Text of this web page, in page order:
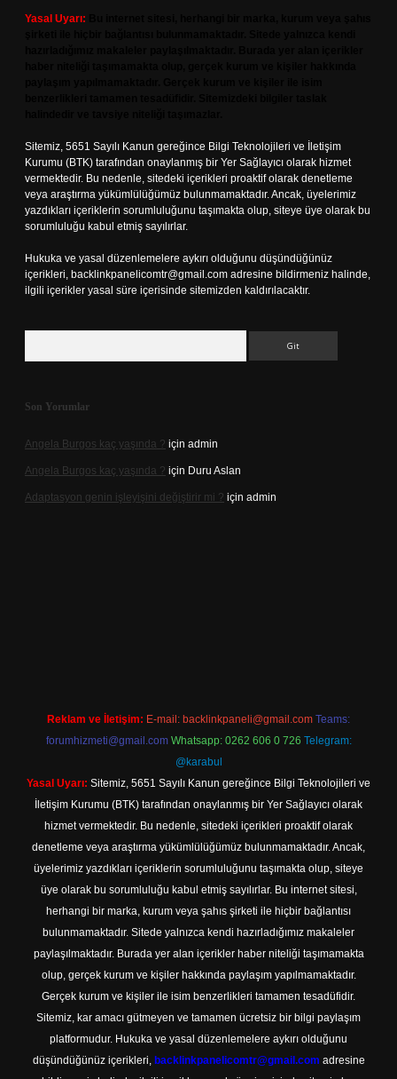
Yasal Uyarı:
Sitemiz, 5651 Sayılı Kanun gereğince Bilgi Teknolojileri ve İletişim
Kurumu (BTK) tarafından onaylanmış bir Yer Sağlayıcı olarak hizmet
vermektedir. Bu nedenle, sitedeki içerikleri proaktif olarak denetleme
veya araştırma yükümlülüğümüz bulunmamaktadır. Ancak, üyelerimiz
yazdıkları içeriklerin sorumluluğunu taşımakta olup, siteye üye olarak bu
sorumluluğu kabul etmiş sayılırlar.
Hukuka ve yasal düzenlemelere aykırı olduğunu düşündüğünüz
içerikleri, backlinkpanelicomtr@gmail.com adresine bildirmeniz halinde,
ilgili içerikler yasal süre içerisinde sitemizden kaldırılacaktır.
Son Yorumlar
Angela Burgos kaç yaşında ? için admin
Angela Burgos kaç yaşında ? için Duru Aslan
Adaptasyon genin işleyişini değiştirir mi ? için admin
Reklam ve İletişim: E-mail: backlinkpaneli@gmail.com Teams:
forumhizmeti@gmail.com Whatsapp: 0262 606 0 726 Telegram:
@karabul
Yasal Uyarı: Sitemiz, 5651 Sayılı Kanun gereğince Bilgi Teknolojileri ve
İletişim Kurumu (BTK) tarafından onaylanmış bir Yer Sağlayıcı olarak
hizmet vermektedir. Bu nedenle, sitedeki içerikleri proaktif olarak
denetleme veya araştırma yükümlülüğümüz bulunmamaktadır. Ancak,
üyelerimiz yazdıkları içeriklerin sorumluluğunu taşımakta olup, siteye
üye olarak bu sorumluluğu kabul etmiş sayılırlar. Bu internet sitesi,
herhangi bir marka, kurum veya şahıs şirketi ile hiçbir bağlantısı
bulunmamaktadır. Sitede yalnızca kendi hazırladığımız makaleler
paylaşılmaktadır. Burada yer alan içerikler haber niteliği taşımamakta
olup, gerçek kurum ve kişiler hakkında paylaşım yapılmamaktadır.
Gerçek kurum ve kişiler ile isim benzerlikleri tamamen tesadüfidir.
Sitemiz, kar amacı gütmeyen ve tamamen ücretsiz bir bilgi paylaşım
platformudur. Hukuka ve yasal düzenlemelere aykırı olduğunu
düşündüğünüz içerikleri, backlinkpanelicomtr@gmail.com adresine